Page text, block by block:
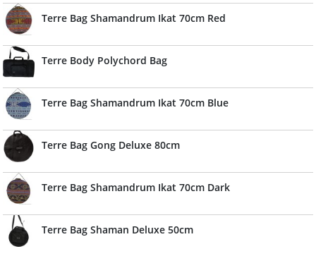
Terre Bag Shamandrum Ikat 70cm Red
Terre Body Polychord Bag
Terre Bag Shamandrum Ikat 70cm Blue
Terre Bag Gong Deluxe 80cm
Terre Bag Shamandrum Ikat 70cm Dark
Terre Bag Shaman Deluxe 50cm